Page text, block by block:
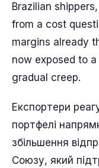
Brazilian
from a cost
margins already
now exposed to
gradual creep.
Експортери
портфелі
збільшення
Союзу, який